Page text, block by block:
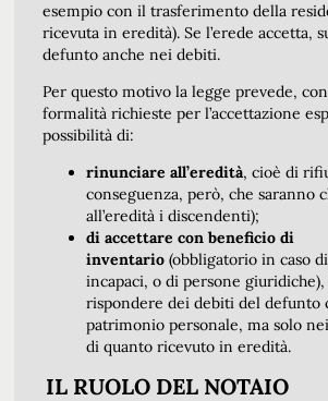
esempio con il trasferimento della
ricevuta in eredità). Se l’erede accetta,
defunto anche nei debiti.
Per questo motivo la legge prevede,
formalità richieste per l’accettazione
possibilità di:
rinunciare all’eredità, cioè di
conseguenza, però, che saranno
all’eredità i discendenti);
di accettare con beneficio di
inventario(obbligatorio in caso
incapaci, o di persone
rispondere dei debiti del defunto
patrimonio personale, ma solo
di quanto ricevuto in eredità.
IL RUOLO DEL NOTAIO